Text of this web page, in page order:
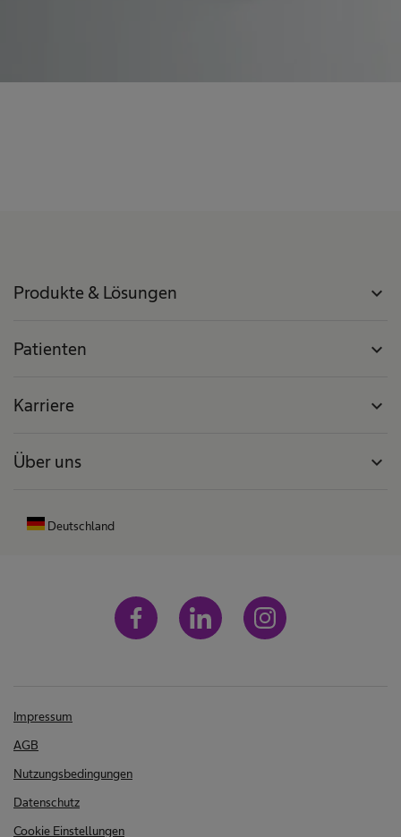
Produkte & Lösungen expand_more
Patienten expand_more
Karriere expand_more
Über uns expand_more
Deutschland
Impressum
AGB
Nutzungsbedingungen
Datenschutz
Cookie Einstellungen